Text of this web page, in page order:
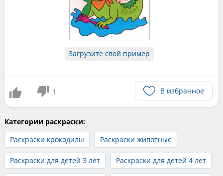
Загрузите свой пример
1 В избранное
Категории раскраски:
Раскраски крокодилы
Раскраски животные
Раскраски для детей 3 лет Раскраски для детей 4 лет